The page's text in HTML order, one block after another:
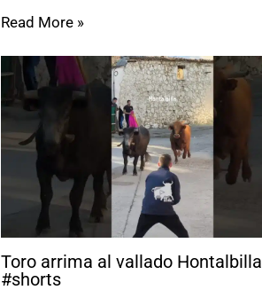
Read More »
Toro arrima al vallado Hontalbilla
#shorts